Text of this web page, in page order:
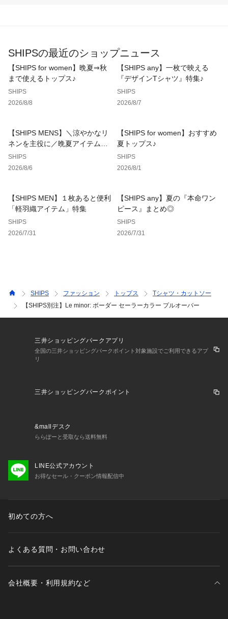
ンド。
現在もなお”made in France にこだわりフランス国内の自社工
場で生産しつづけていることからもクオリティの高さが伺えま
過去にはフランス海軍向けのウェアを配給していたことから、
製品クオリティのみならず、長年にわたって着続けることので
-------------------------------------
生地の厚み：中間
伸縮性：有
透け感：やや有
手洗い：洗濯機可
-------------------------------------
※撮影環境により商品の色味が異なって見える場合がございま
※画像の商品はサンプルです。
す。
SHIPSの最近のショップニュース
【SHIPS for women】晩夏⇒秋
まで使えるトップス♪
SHIPS
2026/8/8
【SHIPS any】一枚で映える
『デザインTシャツ』特集♪
SHIPS
2026/8/7
【SHIPS MENS】＼涼やかなリ
ネンを主役に／晩夏アイテム特
集
SHIPS
2026/8/6
【SHIPS for women】おすすめ
夏トップス♪
SHIPS
2026/8/1
【SHIPS MEN】１枚あると便利
「軽羽織アイテム」特集
SHIPS
2026/7/31
【SHIPS any】夏の『本命ワン
ピース』まとめ◎
SHIPS
2026/7/31
SHIPS ファッション トップス
Tシャツ・カットソー
【SHIPS別注】Le minor: ボーダー セーラーカラー プルオーバー
三井ショッピングパークアプリ
全国の三井ショッピングパークポイント対象施設でご利用できるアプ
リ
三井ショッピングパークポイント
&mallデスク
ららぽーと受取なら送料無料
LINE公式アカウント
お得なセール・クーポン情報配信中
初めての方へ
よくある質問・お問い合わせ
会社概要・利用規約など